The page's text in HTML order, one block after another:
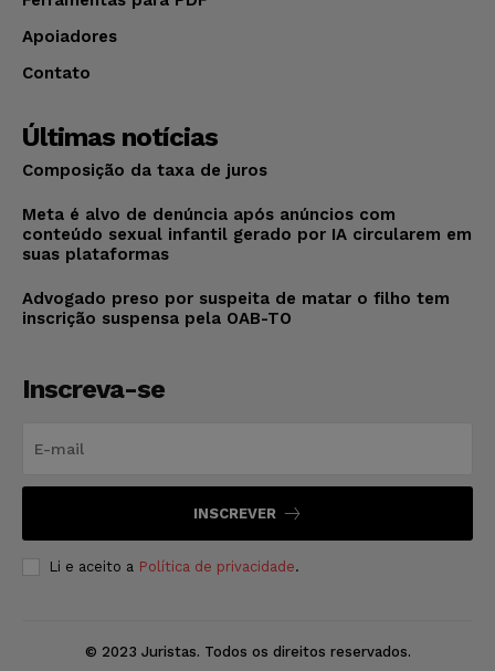
Apoiadores
Contato
Últimas notícias
Composição da taxa de juros
Meta é alvo de denúncia após anúncios com
conteúdo sexual infantil gerado por IA circularem em
suas plataformas
Advogado preso por suspeita de matar o filho tem
inscrição suspensa pela OAB-TO
Inscreva-se
INSCREVER
Li e aceito a Política de privacidade.
© 2023 Juristas. Todos os direitos reservados.